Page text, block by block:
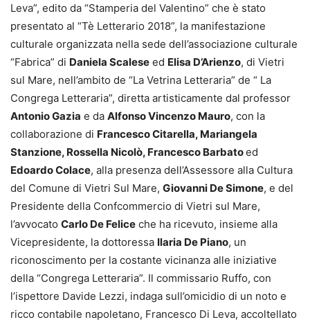
Leva”, edito da “Stamperia del Valentino” che è stato
presentato al “Tè Letterario 2018”, la manifestazione
culturale organizzata nella sede dell’associazione culturale
“Fabrica” di Daniela Scalese ed Elisa D’Arienzo, di Vietri
sul Mare, nell’ambito de “La Vetrina Letteraria” de “ La
Congrega Letteraria”, diretta artisticamente dal professor
Antonio Gazia e da Alfonso Vincenzo Mauro, con la
collaborazione di Francesco Citarella, Mariangela
Stanzione, Rossella Nicolò, Francesco Barbatoed
Edoardo Colace, alla presenza dell’Assessore alla Cultura
del Comune di Vietri Sul Mare, Giovanni De Simone, e del
Presidente della Confcommercio di Vietri sul Mare,
l’avvocato Carlo De Felice che ha ricevuto, insieme alla
Vicepresidente, la dottoressa Ilaria De Piano, un
riconoscimento per la costante vicinanza alle iniziative
della “Congrega Letteraria”. Il commissario Ruffo, con
l’ispettore Davide Lezzi, indaga sull’omicidio di un noto e
ricco contabile napoletano, Francesco Di Leva, accoltellato